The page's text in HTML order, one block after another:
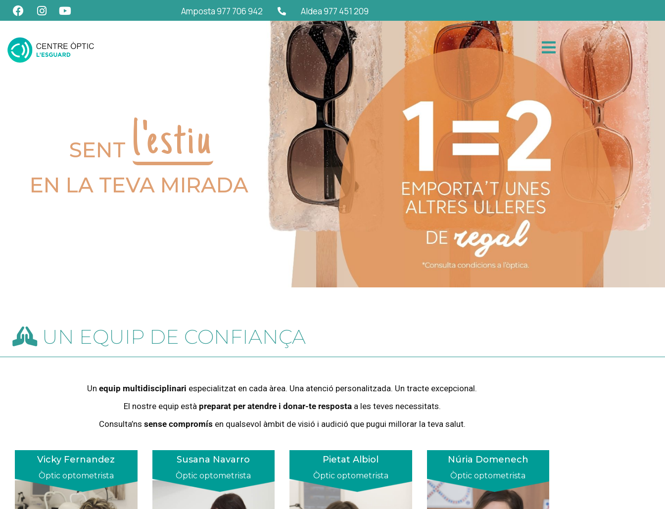
Amposta 977 706 942 Aldea 977 451 209
l'estiu
SENT
EN LA TEVA MIRADA
UN EQUIP DE CONFIANÇA
Un equip multidisciplinari especialitzat en cada àrea. Una atenció personalitzada. Un tracte excepcional.
El nostre equip està preparat per atendre i donar-te respostaa les teves necessitats.
Consulta’ns sense compromís en qualsevol àmbit de visió i audició que pugui millorar la teva salut.
Vicky Fernandez
Òptic optometrista
Susana Navarro
Òptic optometrista
Pietat Albiol
Òptic optometrista
Núria Domenech
Òptic optometrista